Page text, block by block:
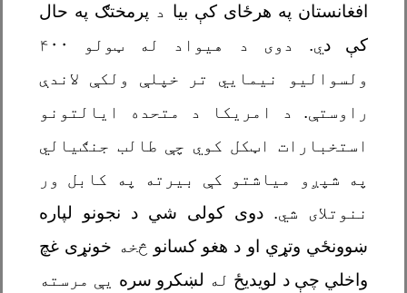
افغانستان په هرځای کې بیا د پرمختګ په حال
کې د
ي. دوی د هیواد له ټولو ۴۰۰
ولسوالیو نیمایي تر خپلې ولکې لاندې
راوستې. د امریکا د متحده ایالتونو
استخبارات اټکل کوي چې طالب جنګیالي
په شپږو میاشتو کې بیرته په کابل ور
ننوتلای شي. دوی کولی شي د نجونو لپاره
ښوونځي وتړي او د هغو کسانو څخه خونړی غچ
واخلي چې د لویدیځ له لښکرو سره یې مرسته